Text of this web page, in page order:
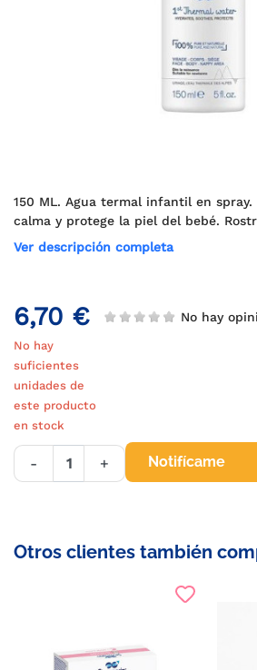
150 ML. Agua termal infantil en
calma y protege la piel del bebé.
Ver descripción completa
6,70 € No hay
No hay
suficientes
unidades de
este producto
en stock
- + Notifícame
Otros clientes también